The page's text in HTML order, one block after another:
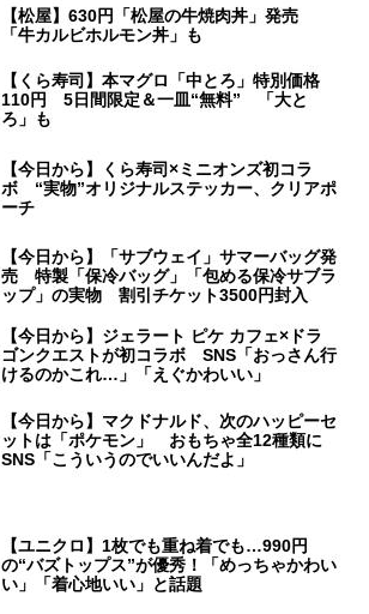
【松屋】630円「松屋の牛焼肉丼」発売
「牛カルビホルモン丼」も
【くら寿司】本マグロ「中とろ」特別価格
110円 5日間限定＆一皿“無料” 「大と
ろ」も
【今日から】くら寿司×ミニオンズ初コラ
ボ “実物”オリジナルステッカー、クリアポ
ーチ
【今日から】「サブウェイ」サマーバッグ発
売 特製「保冷バッグ」「包める保冷サブラ
ップ」の実物 割引チケット3500円封入
【今日から】ジェラート ピケ カフェ×ドラ
ゴンクエストが初コラボ SNS「おっさん行
けるのかこれ…」「えぐかわいい」
【今日から】マクドナルド、次のハッピーセ
ットは「ポケモン」 おもちゃ全12種類に
SNS「こういうのでいいんだよ」
【ユニクロ】1枚でも重ね着でも…990円
の“バズトップス”が優秀！「めっちゃかわい
い」「着心地いい」と話題